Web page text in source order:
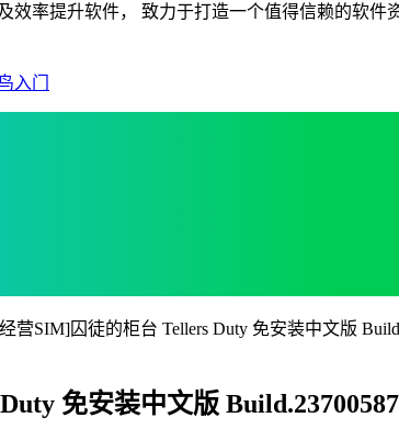
率提升软件， 致力于打造一个值得信赖的软件
入门
营SIM]囚徒的柜台 Tellers Duty 免安装中文版
免安装中文版 Build.23700587